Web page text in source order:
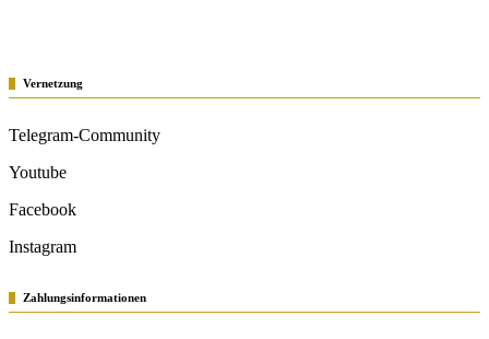
Vernetzung
Telegram-Community
Youtube
Facebook
Instagram
Zahlungsinformationen